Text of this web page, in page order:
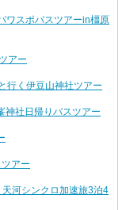
ワスポバスツアーin橿原
アー
行く伊豆山神社ツアー
神社日帰りバスツアー
アー
河シンクロ加速旅3泊4